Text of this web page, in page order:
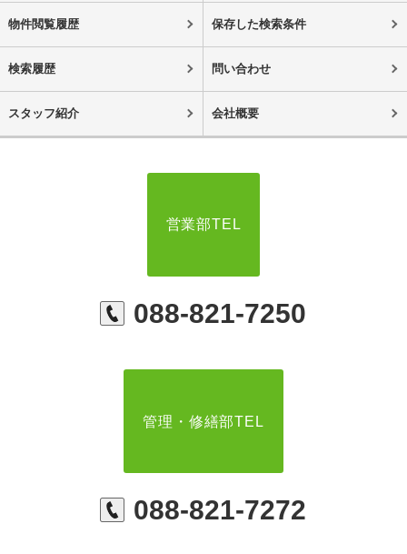
物件閲覧履歴 保存した検索条件
検索履歴 問い合わせ
スタッフ紹介 会社概要
営業部TEL
088-821-7250
管理・修繕部TEL
088-821-7272